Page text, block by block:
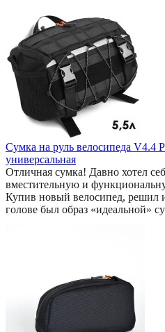
Сумка на руль велосипеда V4.4
универсальная
Отличная сумка! Давно хотел
вместительную и
Купив новый велосипед, решил
голове был образ «идеальной»